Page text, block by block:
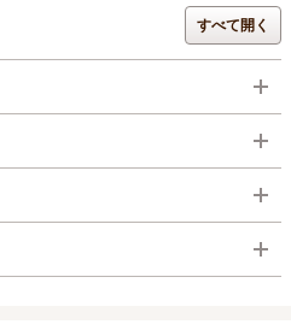
すべて開く